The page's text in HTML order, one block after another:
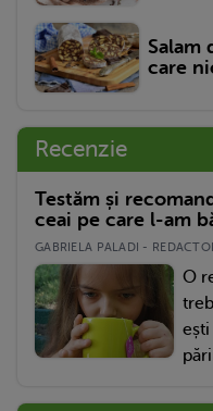
Salam
care
Recenzie
Testăm și
ceai pe care l-am
GABRIELA PALADI -
O